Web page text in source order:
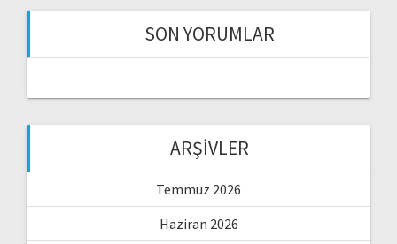
SON YORUMLAR
ARŞIVLER
Temmuz 2026
Haziran 2026